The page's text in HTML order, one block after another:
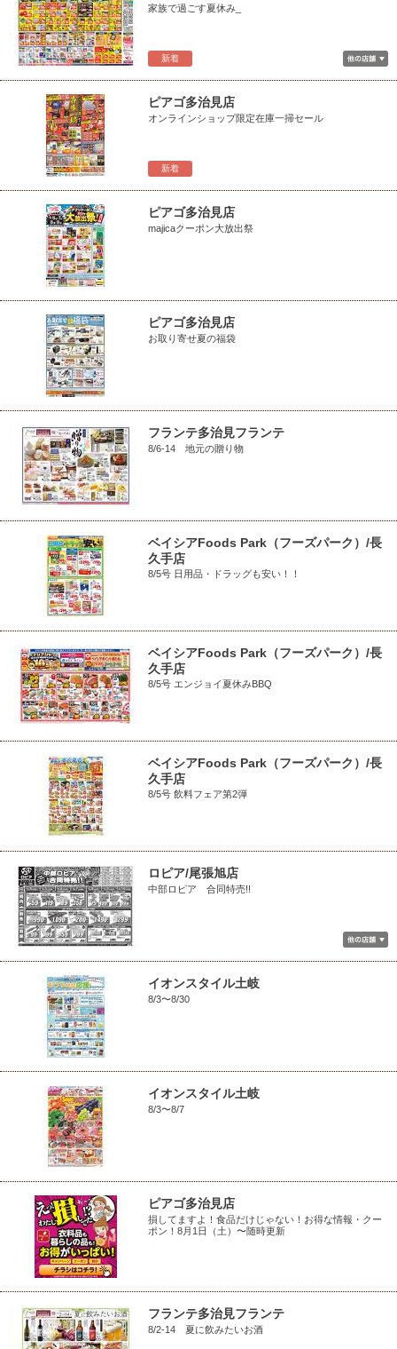
新着
家族で過ごす夏休み_
新着
ピアゴ多治見店
オンラインショップ限定在庫一掃セール
ピアゴ多治見店
majicaクーポン大放出祭
ピアゴ多治見店
お取り寄せ夏の福袋
フランテ多治見フランテ
8/6-14 地元の贈り物
ベイシアFoods Park（フーズパーク）/長
久手店
8/5号 日用品・ドラッグも安い！！
ベイシアFoods Park（フーズパーク）/長
久手店
8/5号 エンジョイ夏休みBBQ
ベイシアFoods Park（フーズパーク）/長
久手店
8/5号 飲料フェア第2弾
ロピア/尾張旭店
中部ロピア 合同特売!!
イオンスタイル土岐
8/3〜8/30
イオンスタイル土岐
8/3〜8/7
ピアゴ多治見店
損してますよ！食品だけじゃない！お得な情報・クー
ポン！8月1日（土）〜随時更新
フランテ多治見フランテ
8/2-14 夏に飲みたいお酒